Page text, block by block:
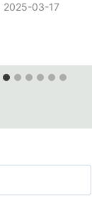
2025-03-17